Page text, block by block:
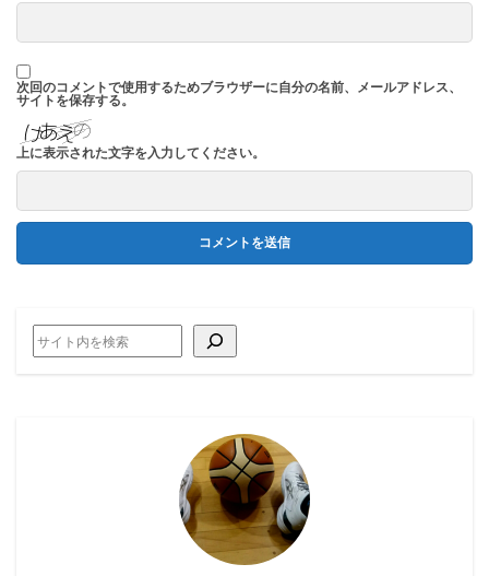
次回のコメントで使用するためブラウザーに自分の名前、メールアドレス、
サイトを保存する。
上に表示された文字を入力してください。